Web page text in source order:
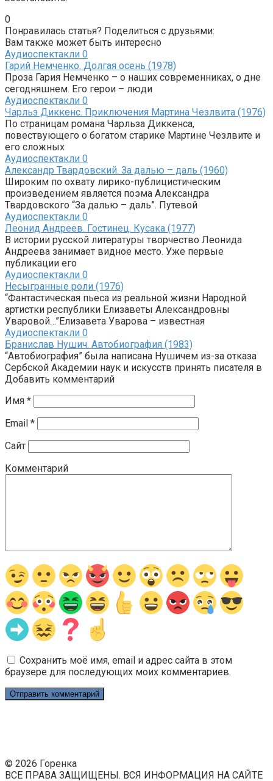
0
Понравилась статья? Поделиться с друзьями:
Вам также может быть интересно
Аудиоспектакли 0
Гарий Немченко. Долгая осень (1978)
Проза Гария Немченко – о наших современниках, о дне
сегодняшнем. Его герои – люди
Аудиоспектакли 0
Чарльз Диккенс. Приключения Мартина Чезлвита (1976)
По страницам романа Чарльза Диккенса,
повествующего о богатом старике Мартине Чезлвите и
его сложных
Аудиоспектакли 0
Александр Твардовский. За далью – даль (1960)
Широким по охвату лирико-публицистическим
произведением является поэма Александра
Твардовского “За далью – даль”. Путевой
Аудиоспектакли 0
Леонид Андреев. Гостинец. Кусака (1977)
В истории русской литературы творчество Леонида
Андреева занимает видное место. Уже первые
публикации его
Аудиоспектакли 0
Несыгранные роли (1976)
“Фантастическая пьеса из реальной жизни Народной
артистки республики Елизаветы Александровны
Уваровой…”Елизавета Уварова – известная
Аудиоспектакли 0
Бранислав Нушич. Автобиография (1983)
“Автобиография” была написана Нушичем из-за отказа
Сербской Академии наук и искусств принять писателя в
Добавить комментарий
Имя *
Email *
Сайт
Комментарий
Сохранить моё имя, email и адрес сайта в этом
браузере для последующих моих комментариев.
© 2026 Горенка
ВСЕ ПРАВА ЗАЩИЩЕНЫ. ВСЯ ИНФОРМАЦИЯ НА САЙТЕ